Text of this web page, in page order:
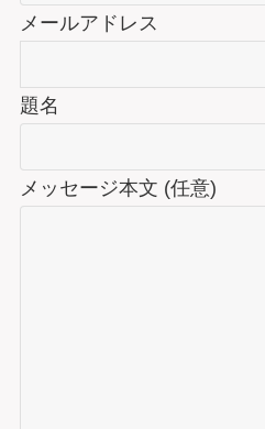
メールアドレス
題名
メッセージ本文 (任意)